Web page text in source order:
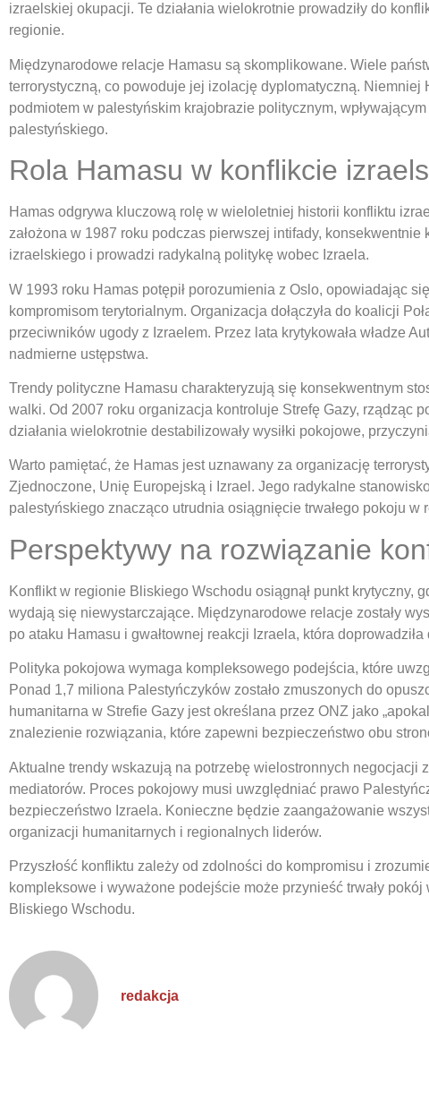
izraelskiej okupacji. Te działania wielokrotnie prowadziły do
regionie.
Międzynarodowe relacje Hamasu są skomplikowane. Wiele
terrorystyczną, co powoduje jej izolację dyplomatyczną. Niemniej
podmiotem w palestyńskim krajobrazie politycznym,
palestyńskiego.
Rola Hamasu w konflikcie
Hamas odgrywa kluczową rolę w wieloletniej historii konfliktu
założona w 1987 roku podczas pierwszej intifady,
izraelskiego i prowadzi radykalną politykę wobec Izraela.
W 1993 roku Hamas potępił porozumienia z Oslo, opowiadając
kompromisom terytorialnym. Organizacja dołączyła do koalicji
przeciwników ugody z Izraelem. Przez lata krytykowała władze
nadmierne ustępstwa.
Trendy polityczne Hamasu charakteryzują się konsekwentnym
walki. Od 2007 roku organizacja kontroluje Strefę Gazy, rządząc
działania wielokrotnie destabilizowały wysiłki pokojowe,
Warto pamiętać, że Hamas jest uznawany za organizację
Zjednoczone, Unię Europejską i Izrael. Jego radykalne
palestyńskiego znacząco utrudnia osiągnięcie trwałego pokoju w
Perspektywy na rozwiązanie
Konflikt w regionie Bliskiego Wschodu osiągnął punkt krytyczny,
wydają się niewystarczające. Międzynarodowe relacje zostały
po ataku Hamasu i gwałtownej reakcji Izraela, która
Polityka pokojowa wymaga kompleksowego podejścia, które
Ponad 1,7 miliona Palestyńczyków zostało zmuszonych do
humanitarna w Strefie Gazy jest określana przez ONZ jako
znalezienie rozwiązania, które zapewni bezpieczeństwo obu
Aktualne trendy wskazują na potrzebę wielostronnych negocjacji
mediatorów. Proces pokojowy musi uwzględniać prawo
bezpieczeństwo Izraela. Konieczne będzie zaangażowanie
organizacji humanitarnych i regionalnych liderów.
Przyszłość konfliktu zależy od zdolności do kompromisu i
kompleksowe i wyważone podejście może przynieść trwały
Bliskiego Wschodu.
redakcja